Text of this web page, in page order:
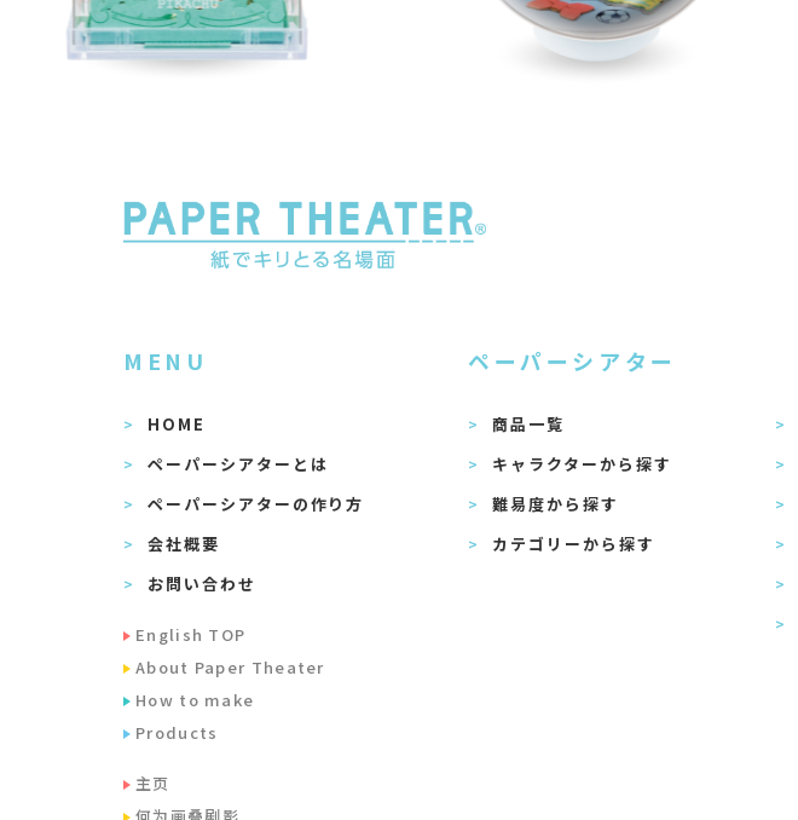
MENU
HOME
ペーパーシアターとは
ペーパーシアターの作り方
会社概要
お問い合わせ
English TOP
About Paper Theater
How to make
Products
主页
何为画叠剧影
ペーパーシアター
商品一覧
キャラクターから探す
難易度から探す
カテゴリーから探す